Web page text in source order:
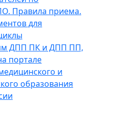
Правила приема.
для
ДПП ПК и ДПП ПП,
портале
и
образования